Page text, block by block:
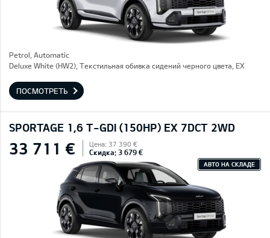
Petrol, Automatic
Deluxe White (HW2), Текстильная обивка сидений черного цвета, EX
ПОСМОТРЕТЬ
SPORTAGE 1,6 T-GDI (150HP) EX 7DCT 2WD
33 711 € Цена: 37 390 €
Скидка: 3 679 €
АВТО НА СКЛАДЕ